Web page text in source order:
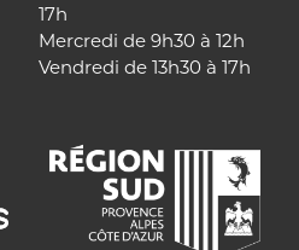
17h
Mercredi de 9h30 à 12h
Vendredi de 13h30 à 17h